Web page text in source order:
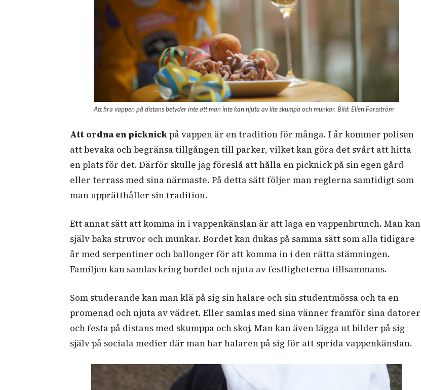
Att fira vappen på distans betyder inte att man inte kan njuta av lite skumpa och munkar. Bild: Ellen Forsström
Att ordna en picknickpå vappen är en tradition för många. I år kommer polisen
att bevaka och begränsa tillgången till parker, vilket kan göra det svårt att hitta
en plats för det. Därför skulle jag föreslå att hålla en picknick på sin egen gård
eller terrass med sina närmaste. På detta sätt följer man reglerna samtidigt som
man upprätthåller sin tradition.
Ett annat sätt att komma in i vappenkänslan är att laga en vappenbrunch. Man kan
själv baka struvor och munkar. Bordet kan dukas på samma sätt som alla tidigare
år med serpentiner och ballonger för att komma in i den rätta stämningen.
Familjen kan samlas kring bordet och njuta av festligheterna tillsammans.
Som studerande kan man klä på sig sin halare och sin studentmössa och ta en
promenad och njuta av vädret. Eller samlas med sina vänner framför sina datorer
och festa på distans med skumppa och skoj. Man kan även lägga ut bilder på sig
själv på sociala medier där man har halaren på sig för att sprida vappenkänslan.